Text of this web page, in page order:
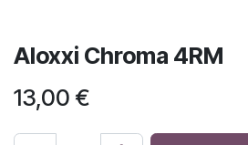
Aloxxi Chroma 4RM
13,00 €